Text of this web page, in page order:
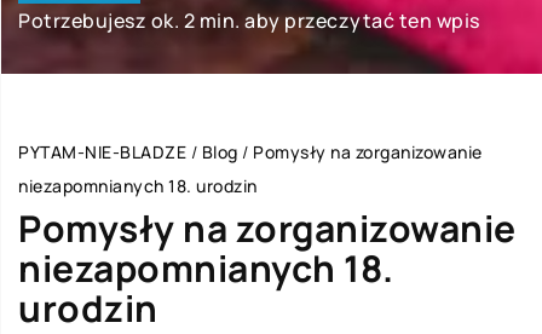
Potrzebujesz ok. 2 min. aby przeczytać ten wpis
PYTAM-NIE-BLADZE / Blog / Pomysły na zorganizowanie
niezapomnianych 18. urodzin
Pomysły na zorganizowanie
niezapomnianych 18.
urodzin